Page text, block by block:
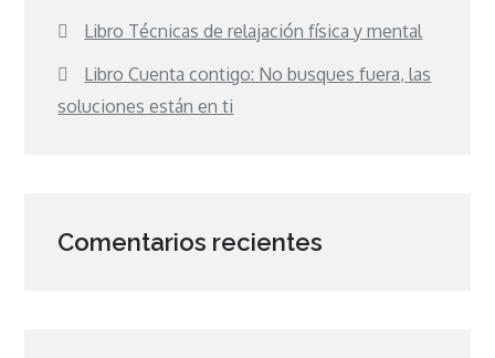
Libro Técnicas de relajación física y mental
Libro Cuenta contigo: No busques fuera, las
soluciones están en ti
Comentarios recientes